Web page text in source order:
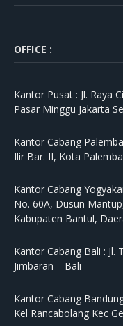
OFFICE :
Kantor Pusat : Jl. Raya
Pasar Minggu Jakarta
Kantor Cabang
Ilir Bar. II, Kota
Kantor Cabang
No. 60A, Dusun
Kabupaten Bantul,
Kantor Cabang Bali : Jl.
Jimbaran – Bali
Kantor Cabang
Kel Rancabolang Kec